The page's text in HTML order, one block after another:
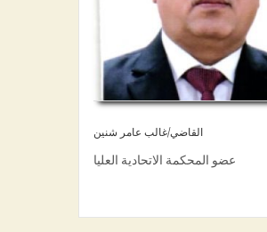
القاضي/غالب عامر شنين
عضو المحكمة الاتحادية العليا